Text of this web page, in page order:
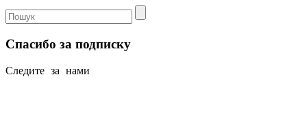
Спасибо за подписку
Следите за нами